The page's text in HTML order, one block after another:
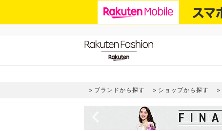
ブランドから探す ショップから探す